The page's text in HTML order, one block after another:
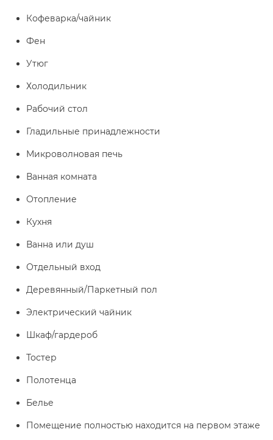
Кофеварка/чайник
Фен
Утюг
Холодильник
Рабочий стол
Гладильные принадлежности
Микроволновая печь
Ванная комната
Отопление
Кухня
Ванна или душ
Отдельный вход
Деревянный/Паркетный пол
Электрический чайник
Шкаф/гардероб
Тостер
Полотенца
Белье
Помещение полностью находится на первом этаже